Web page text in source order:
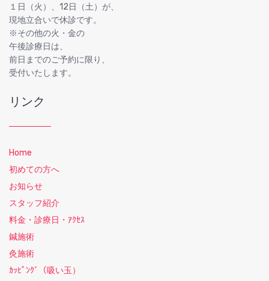
１日（火）、12日（土）が、
現地立合いで休診です。
※その他の火・金の
午後診療日は、
前日までのご予約に限り、
受付いたします。
リンク
Home
初めての方へ
お知らせ
スタッフ紹介
料金・診療日・ｱｸｾｽ
鍼施術
灸施術
ｶｯﾋﾟﾝｸﾞ（吸い玉）